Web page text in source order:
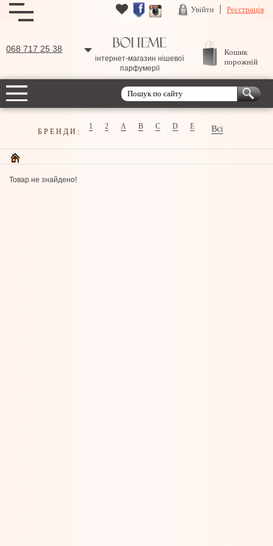
Увійти Реєстрація
068 717 25 38
інтернет-магазин нішевої
парфумерії
Кошик
порожній
БРЕНДИ:
1 2 A B C D E Всі
Товар не знайдено!